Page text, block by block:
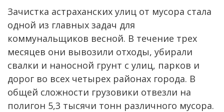
Зачистка астраханских улиц от мусора стала
одной из главных задач для
коммунальщиков весной. В течение трех
месяцев они вывозили отходы, убирали
свалки и наносной грунт с улиц, парков и
дорог во всех четырех районах города. В
общей сложности грузовики отвезли на
полигон 5,3 тысячи тонн различного мусора.